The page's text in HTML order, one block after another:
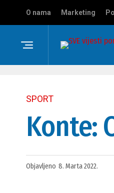
O nama Marketing
SPORT
Konte:
Objavljeno 8. Marta 2022.